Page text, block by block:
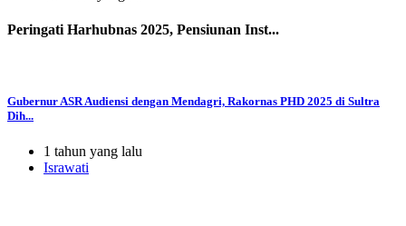
Peringati Harhubnas 2025, Pensiunan Inst...
Gubernur ASR Audiensi dengan Mendagri, Rakornas PHD 2025 di Sultra
Dih...
1 tahun yang lalu
Israwati